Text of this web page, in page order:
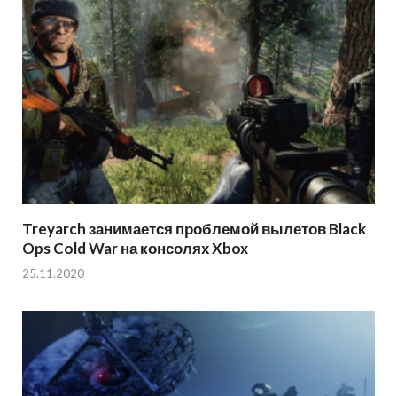
Treyarch занимается проблемой вылетов Black
Ops Cold War на консолях Xbox
25.11.2020